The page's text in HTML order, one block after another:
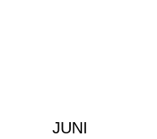
JUNI